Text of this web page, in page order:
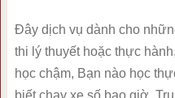
Đây dịch vụ dành cho
thi lý thuyết hoặc thực
học chậm, Bạn nào học